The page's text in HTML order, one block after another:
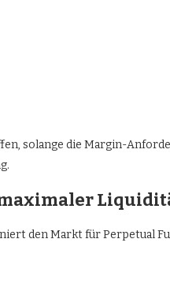
solange die Margin-
den Markt für Perpetual